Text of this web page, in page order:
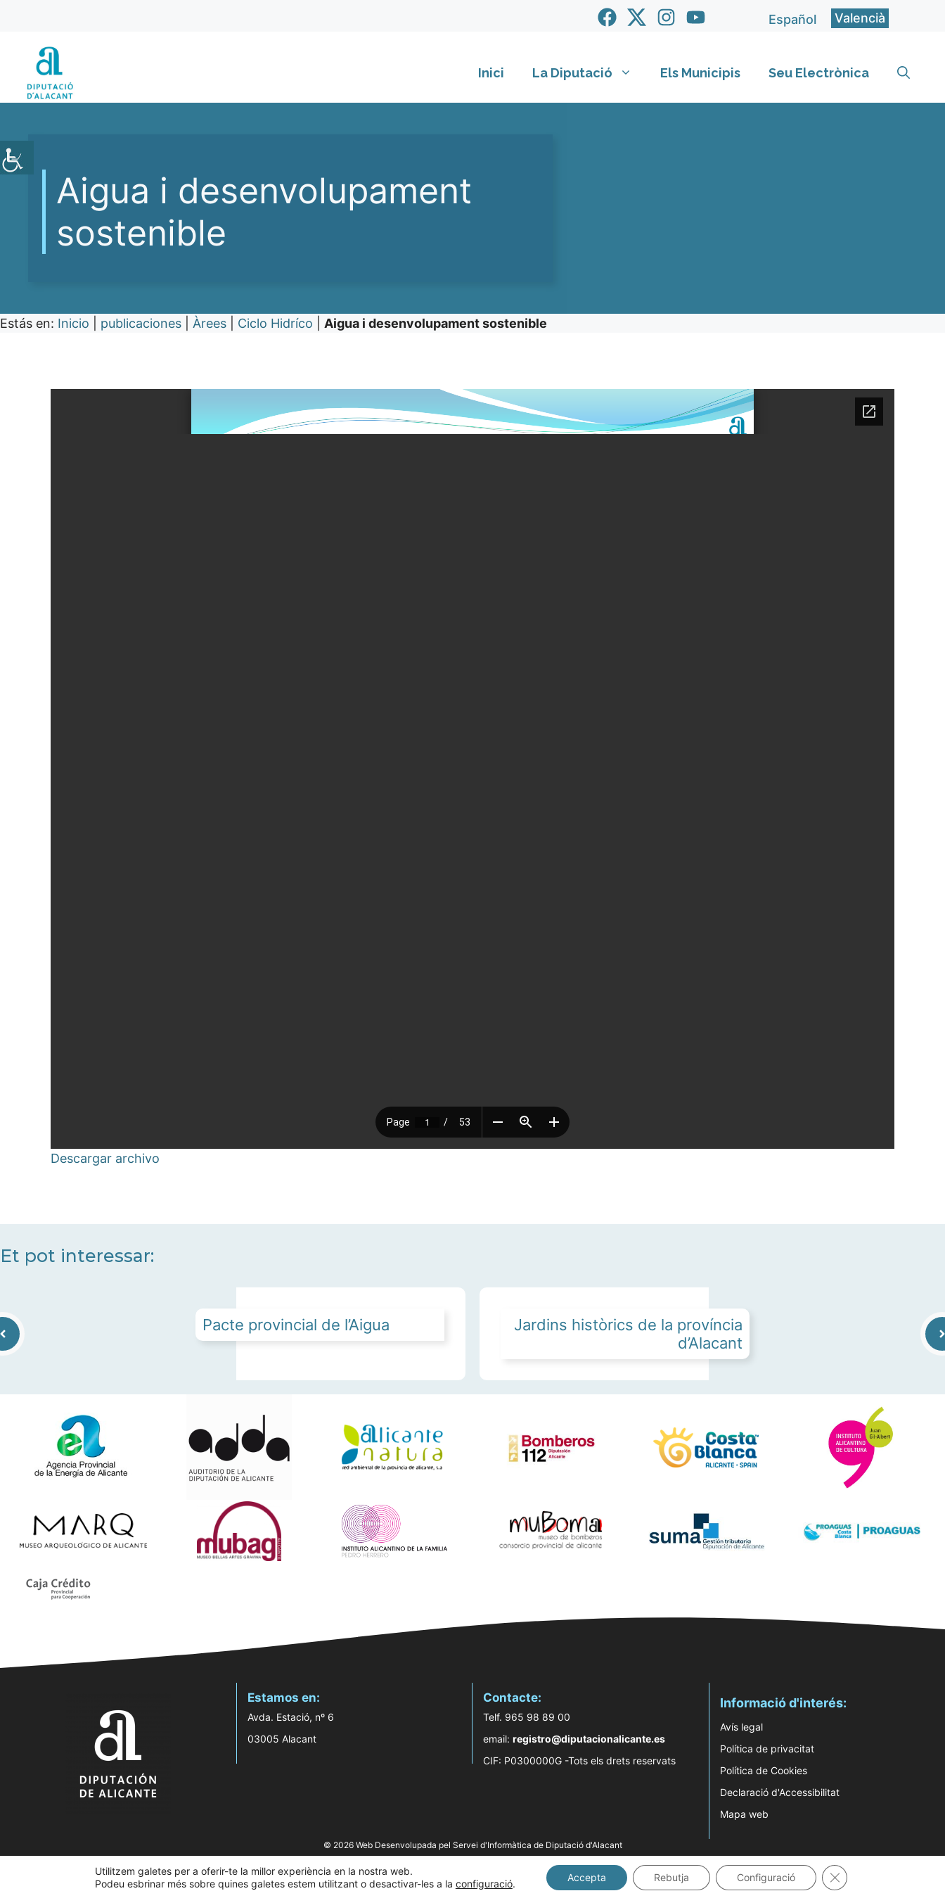
contingut
Español Valencià
Inici La Diputació Els Municipis Seu Electrònica
Aigua i desenvolupament
sostenible
Estás en: Inicio publicaciones Àrees Ciclo Hidríco Aigua i desenvolupament sostenible
Descargar archivo
Et pot interessar:
Pacte provincial de l’Aigua
Jardins històrics de la província
d’Alacant
Estamos en:
Avda. Estació, nº 6
03005 Alacant
Contacte:
Telf. 965 98 89 00
email: registro@diputacionalicante.es
CIF: P0300000G -Tots els drets reservats
Informació d'interés:
Avís legal
Política de privacitat
Política de Cookies
Declaració d'Accessibilitat
Mapa web
© 2026 Web Desenvolupada pel Servei d'Informàtica de Diputació d'Alacant
Utilitzem galetes per a oferir-te la millor experiència en la nostra web.
Podeu esbrinar més sobre quines galetes estem utilitzant o desactivar-les a la configuració.
Accepta Rebutja Configuració Tanca el bàner de